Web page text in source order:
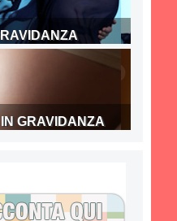
GRAVIDANZA